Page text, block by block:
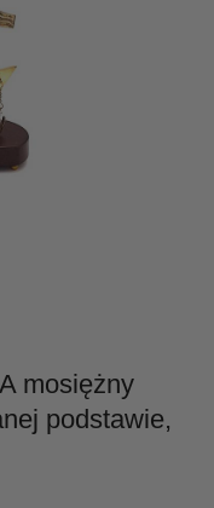
mosiężny
podstawie,